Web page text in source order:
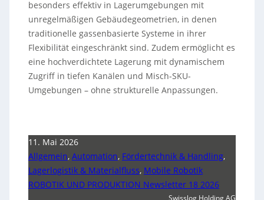
besonders effektiv in Lagerumgebungen mit
unregelmäßigen Gebäudegeometrien, in denen
traditionelle gassenbasierte Systeme in ihrer
Flexibilität eingeschränkt sind. Zudem ermöglicht es
eine hochverdichtete Lagerung mit dynamischem
Zugriff in tiefen Kanälen und Misch-SKU-
Umgebungen – ohne strukturelle Anpassungen.
11. Mai 2026
Allgemein, Automation, Fördertechnik & Handling,
Lagerlogistik & Materialfluss, Mobile Robotik
ROBOTIK UND PRODUKTION Newsletter 18 2026